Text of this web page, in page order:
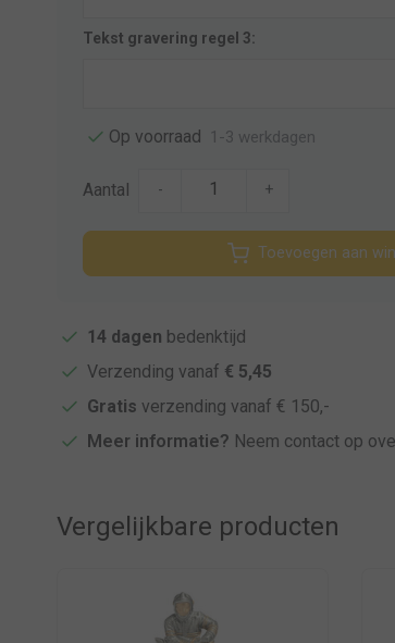
Tekst gravering regel 3:
Op voorraad 1-3 werkdagen
Aantal - +
Toevoegen aan
14 dagen bedenktijd
Verzending vanaf € 5,45
Gratis verzending vanaf € 150,-
Meer informatie? Neem contact op
Vergelijkbare producten